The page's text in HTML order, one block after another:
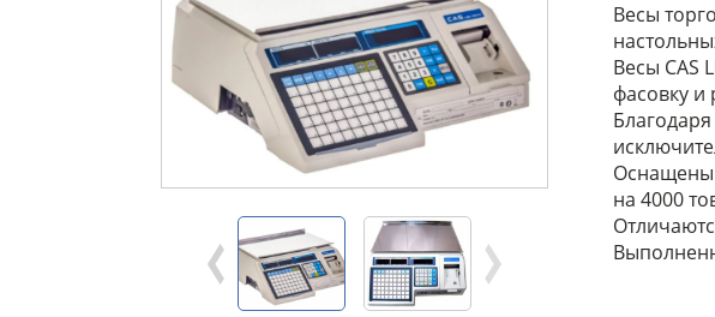
Весы
Весы CAS
фасовку и
Оснащены
на 4000